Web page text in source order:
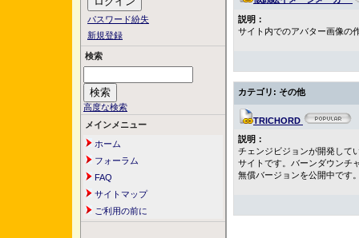
パスワード紛失
新規登録
検索
高度な検索
メインメニュー
ホーム
フォーラム
FAQ
サイトマップ
ご利用の前に
説明：
サイト内でのアバター画像の
カテゴリ: その他
TRICHORD
説明：
チェンジビジョンが開発して
サイトです。バーンダウンチ
無償バージョンを公開中です